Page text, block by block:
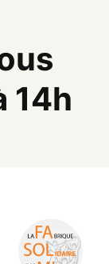
14h